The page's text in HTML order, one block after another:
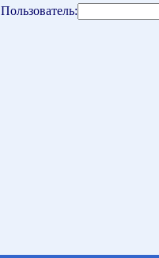
Пользователь: